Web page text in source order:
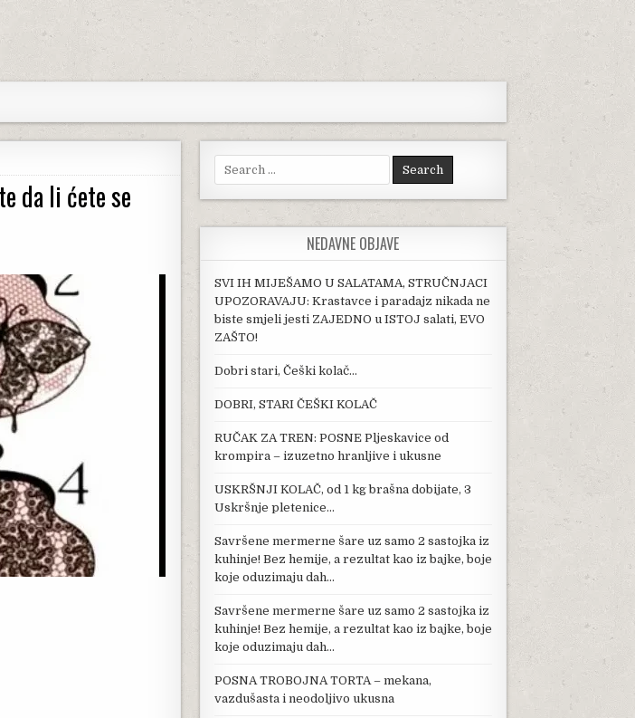
da li ćete se
Search for:
NEDAVNE OBJAVE
SVI IH MIJEŠAMO U SALATAMA, STRUČNJACI
UPOZORAVAJU: Krastavce i paradajz nikada ne
biste smjeli jesti ZAJEDNO u ISTOJ salati, EVO
ZAŠTO!
Dobri stari, Češki kolač…
DOBRI, STARI ČEŠKI KOLAČ
RUČAK ZA TREN: POSNE Pljeskavice od
krompira – izuzetno hranljive i ukusne
USKRŠNJI KOLAČ, od 1 kg brašna dobijate, 3
Uskršnje pletenice…
Savršene mermerne šare uz samo 2 sastojka iz
kuhinje! Bez hemije, a rezultat kao iz bajke, boje
koje oduzimaju dah…
Savršene mermerne šare uz samo 2 sastojka iz
kuhinje! Bez hemije, a rezultat kao iz bajke, boje
koje oduzimaju dah…
POSNA TROBOJNA TORTA – mekana,
vazdušasta i neodoljivo ukusna